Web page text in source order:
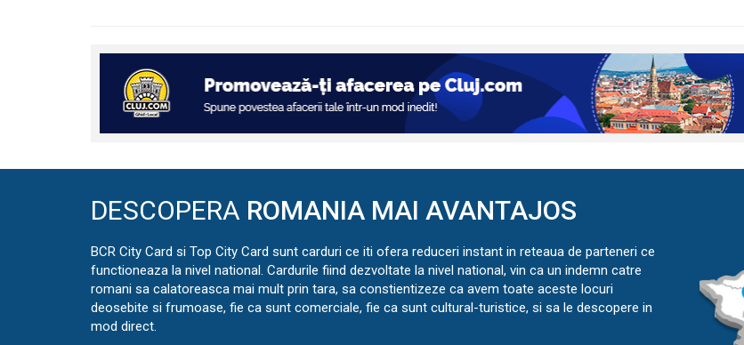
DESCOPERA ROMANIA MAI AVANTAJOS
BCR City Card si Top City Card sunt carduri ce iti ofera reduceri instant in reteaua de parteneri ce
functioneaza la nivel national. Cardurile fiind dezvoltate la nivel national, vin ca un indemn catre
romani sa calatoreasca mai mult prin tara, sa constientizeze ca avem toate aceste locuri
deosebite si frumoase, fie ca sunt comerciale, fie ca sunt cultural-turistice, si sa le descopere in
mod direct.